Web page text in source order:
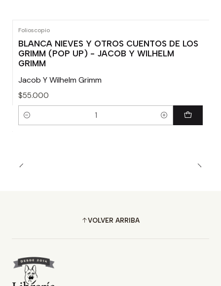
Folioscopio
BLANCA NIEVES Y OTROS CUENTOS DE LOS
GRIMM (POP UP) - JACOB Y WILHELM
GRIMM
Jacob Y Wilhelm Grimm
$55.000
Cantidad
VOLVER ARRIBA